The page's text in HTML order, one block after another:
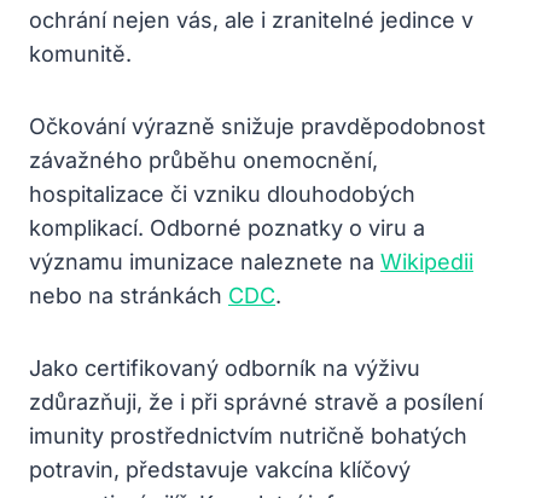
ochrání nejen vás, ale i zranitelné jedince v
komunitě.
Očkování výrazně snižuje pravděpodobnost
závažného průběhu onemocnění,
hospitalizace či vzniku dlouhodobých
komplikací. Odborné poznatky o viru a
významu imunizace naleznete na Wikipedii
nebo na stránkách CDC.
Jako certifikovaný odborník na výživu
zdůrazňuji, že i při správné stravě a posílení
imunity prostřednictvím nutričně bohatých
potravin, představuje vakcína klíčový